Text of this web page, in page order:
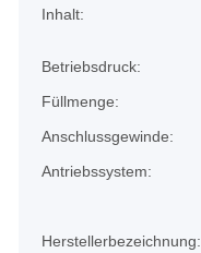
Inhalt:
Betriebsdruck:
Füllmenge:
Anschlussgewinde:
Antriebssystem:
Herstellerbezeichnung: